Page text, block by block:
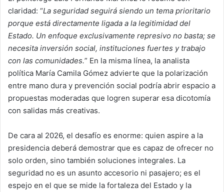
claridad: “La seguridad seguirá siendo un tema prioritario
porque está directamente ligada a la legitimidad del
Estado. Un enfoque exclusivamente represivo no basta; se
necesita inversión social, instituciones fuertes y trabajo
con las comunidades.” En la misma línea, la analista
política María Camila Gómez advierte que la polarización
entre mano dura y prevención social podría abrir espacio a
propuestas moderadas que logren superar esa dicotomía
con salidas más creativas.
De cara al 2026, el desafío es enorme: quien aspire a la
presidencia deberá demostrar que es capaz de ofrecer no
solo orden, sino también soluciones integrales. La
seguridad no es un asunto accesorio ni pasajero; es el
espejo en el que se mide la fortaleza del Estado y la